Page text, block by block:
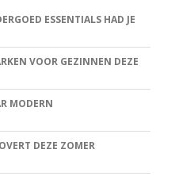
ESSENTIALS HAD JE
VOOR GEZINNEN DEZE
MODERN
DEZE ZOMER